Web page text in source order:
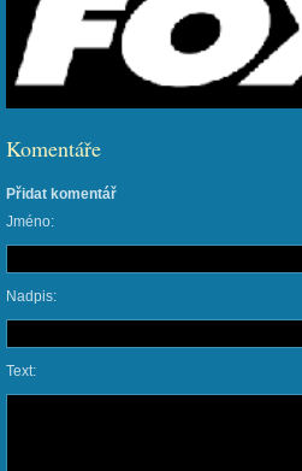
Komentáře
Přidat komentář
Jméno:
Nadpis:
Text: